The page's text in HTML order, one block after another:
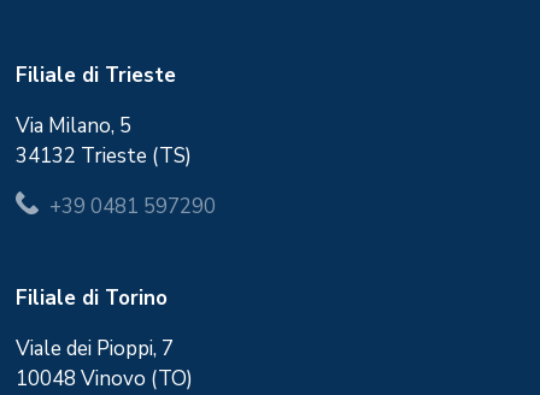
Filiale di Trieste
Via Milano, 5
34132 Trieste (TS)
+39 0481 597290
Filiale di Torino
Viale dei Pioppi, 7
10048 Vinovo (TO)